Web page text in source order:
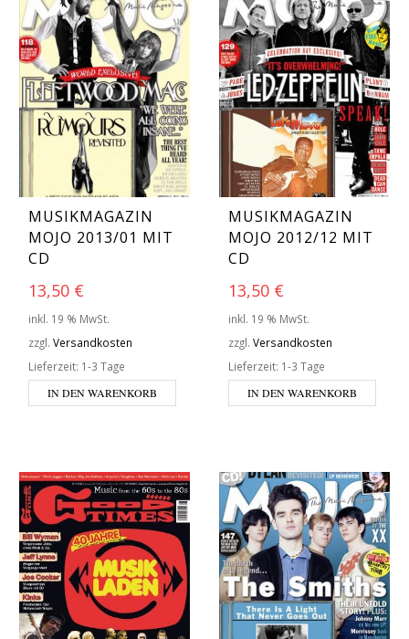
MUSIKMAGAZIN
MOJO 2013/01 MIT
CD
13,50 €
inkl. 19 % MwSt.
zzgl. Versandkosten
Lieferzeit: 1-3 Tage
IN DEN WARENKORB
MUSIKMAGAZIN
MOJO 2012/12 MIT
CD
13,50 €
inkl. 19 % MwSt.
zzgl. Versandkosten
Lieferzeit: 1-3 Tage
IN DEN WARENKORB